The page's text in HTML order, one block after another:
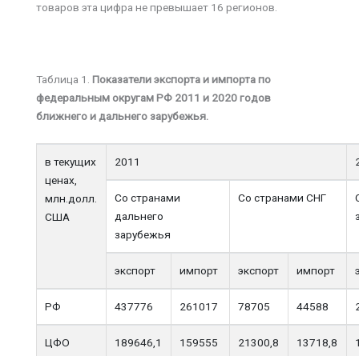
товаров эта цифра не превышает 16 регионов.
Таблица 1. Показатели экспорта и импорта по
федеральным округам РФ 2011 и 2020 годов
ближнего и дальнего зарубежья.
в текущих
ценах,
млн.долл.
США
2011
Со странами
дальнего
зарубежья
Со странами СНГ
экспорт импорт экспорт импорт
РФ 437776 261017 78705 44588
ЦФО 189646,1 159555 21300,8 13718,8